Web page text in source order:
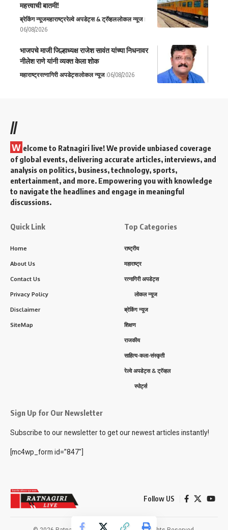
महत्त्वाची बातमी!
ब्रेकिंग न्यूजमहाराष्ट्ररेल्वे अपडेट्स & ट्रॅव्हललोकल न्यूज
06/08/2026
भाजपचे माजी जिल्हाध्यक्ष राजेश सावंत यांच्या निधनावर
नीलेश राणे यांनी व्यक्त केला शोक
महाराष्ट्ररत्नागिरी अपडेट्सलोकल न्यूज 06/08/2026
//
W elcome to Ratnagiri live! We provide unbiased coverage
of global events, delivering accurate articles, interviews, and
analysis on politics, business, technology, sports,
entertainment, and more. Empowering you with knowledge
to navigate the headlines and engage in meaningful
discussions.
Quick Link
Home
About Us
Contact Us
Privacy Policy
Disclaimer
SiteMap
Top Categories
राष्ट्रीय
महाराष्ट्र
रत्नागिरी अपडेट्स
लोकल न्यूज
ब्रेकिंग न्यूज
शिक्षण
राजकीय
साहित्य-कला-संस्कृती
रेल्वे अपडेट्स & ट्रॅव्हल
स्पोर्ट्स
Sign Up for Our Newsletter
Subscribe to our newsletter to get our newest articles instantly!
[mc4wp_form id=”847″]
Follow US